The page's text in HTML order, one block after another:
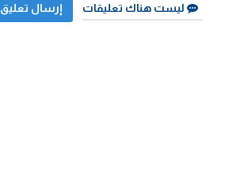
ليست هناك تعليقات إرسال تعليق